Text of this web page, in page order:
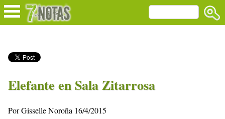
Elefante en Sala Zitarrosa
Por Gisselle Noroña 16/4/2015